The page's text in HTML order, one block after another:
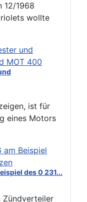
12/1968
wollte
ist für
eines Motors
des 0 231...
Zündverteiler